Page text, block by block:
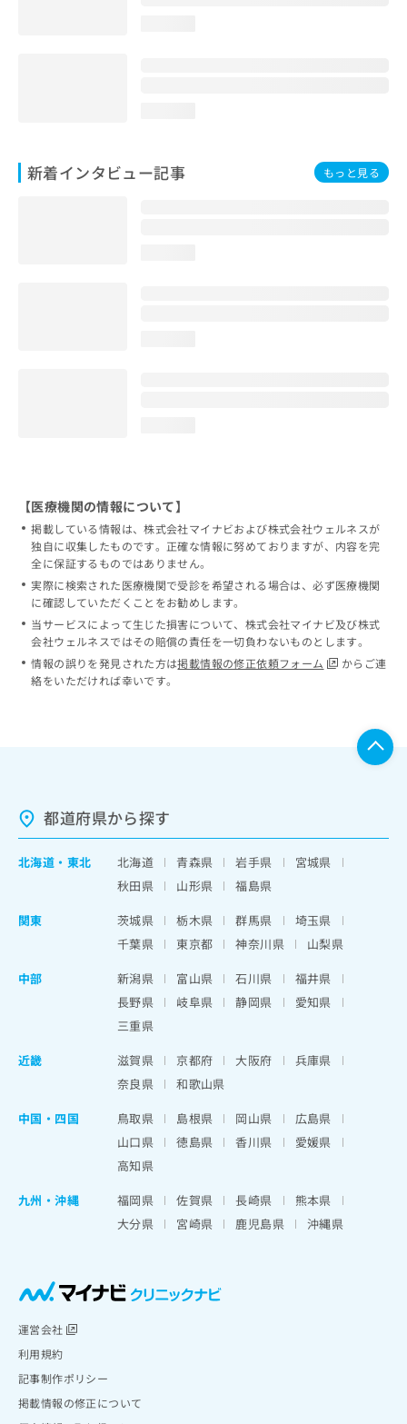
新着インタビュー記事 もっと見る
【医療機関の情報について】
掲載している情報は、株式会社マイナビおよび株式会社ウェルネスが
独自に収集したものです。正確な情報に努めておりますが、内容を完
全に保証するものではありません。
実際に検索された医療機関で受診を希望される場合は、必ず医療機関
に確認していただくことをお勧めします。
当サービスによって生じた損害について、株式会社マイナビ及び株式
会社ウェルネスではその賠償の責任を一切負わないものとします。
情報の誤りを発見された方は掲載情報の修正依頼フォーム
からご連
絡をいただければ幸いです。
都道府県から探す
北海道 ・ 東北 北海道 青森県 岩手県
宮城県
秋田県
山形県
福島県
関東
茨城県 栃木県 群馬県
埼玉県
千葉県
東京都 神奈川県
山梨県
中部
新潟県 富山県 石川県
福井県
長野県
岐阜県 静岡県
愛知県
三重県
近畿
滋賀県 京都府 大阪府
兵庫県
奈良県
和歌山県
中国・四国
鳥取県 島根県 岡山県
広島県
山口県
徳島県 香川県
愛媛県
高知県
九州・沖縄
福岡県 佐賀県 長崎県
熊本県
大分県
宮崎県 鹿児島県 沖縄県
運営会社
利用規約
記事制作ポリシー
掲載情報の修正について